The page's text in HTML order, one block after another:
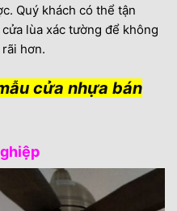
Quý khách có thể tận
lùa xác tường để không
hơn.
cửa nhựa bán